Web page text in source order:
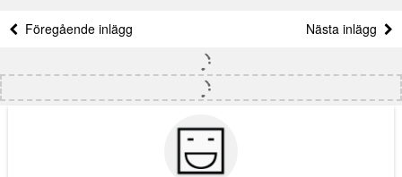
Föregående inlägg Nästa inlägg